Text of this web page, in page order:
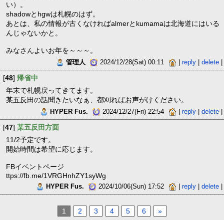
い）。
shadowとhgwは札幌のはず。
あとは、私の情報が古くなければalmerとkumamaは北海道にはいる
んじゃないかと。
みなさんよいお年を～～～。
管理人 2024/12/28(Sat) 00:11 |reply |delete
[48] 帰省中
年末で札幌戻ってきてます。
某五反田の話聞きたいなぁ、都刈ればお声がけください。
HYPER Fus. 2024/12/27(Fri) 22:54 |reply |delete
[47] 某五反田方面
11/2予定です。
開始時間は希望に応じます。
FBイベントページ
ttps://fb.me/1VRGHnhZY1syWg
HYPER Fus. 2024/10/06(Sun) 17:52 |reply |delete
1 2 3 4 5 6 »